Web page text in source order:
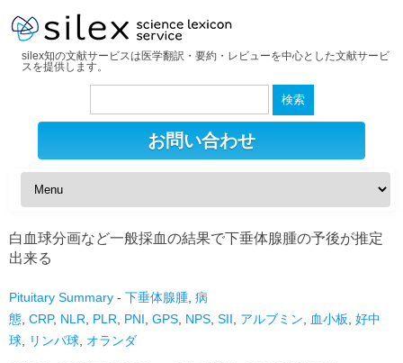
silex知の文献サービスは医学翻訳・要約・レビューを中心とした文献サービ
スを提供します。
検
お問い合わせ
白血球分画など一般採血の結果で下垂体腺腫の予後が推定
出来る
Pituitary Summary - 下垂体腺腫 病
態 CRP, NLR PLR PNI GPS NPS SII アルブミン 血小板
好中
球
リンパ球 オランダ